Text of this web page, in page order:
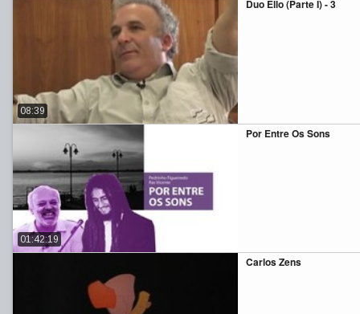
Duo Ello (Parte I) - 3
08:39
Por Entre Os Sons
01:42:19
Carlos Zens